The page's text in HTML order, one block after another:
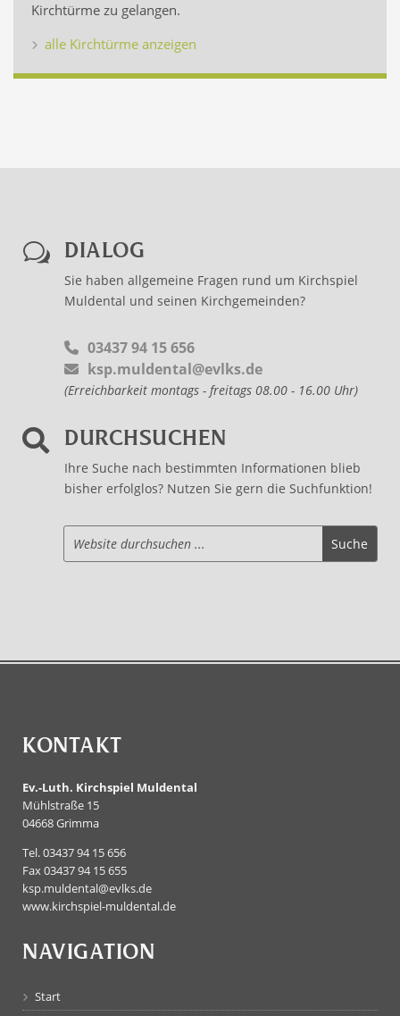
Kirchtürme zu gelangen.
alle Kirchtürme anzeigen
w DIALOG
Sie haben allgemeine Fragen rund um Kirchspiel
Muldental und seinen Kirchgemeinden?
03437 94 15 656
ksp.muldental@evlks.de
(Erreichbarkeit montags - freitags 08.00 - 16.00 Uhr)
 DURCHSUCHEN
Ihre Suche nach bestimmten Informationen blieb
bisher erfolglos? Nutzen Sie gern die Suchfunktion!
KONTAKT
Ev.-Luth. Kirchspiel Muldental
Mühlstraße 15
04668 Grimma
Tel. 03437 94 15 656
Fax 03437 94 15 655
ksp.muldental@evlks.de
www.kirchspiel-muldental.de
NAVIGATION
Start